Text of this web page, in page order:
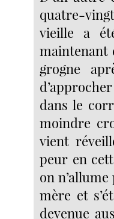
quatre-
vieille a
maintenant
grogne
dans le
moindre
vient
peur en
on
mère et
devenue